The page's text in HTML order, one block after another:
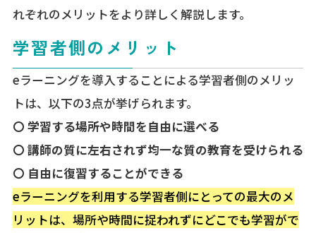
れぞれのメリットをより詳しく解説します。
学習者側のメリット
eラーニングを導入することによる学習者側のメリッ
トは、以下の3点が挙げられます。
〇 学習する場所や時間を自由に選べる
〇 講師の質に左右されず均一な質の教育を受けられる
〇 自由に復習することができる
eラーニングを利用する学習者側にとっての最大のメ
リットは、場所や時間に捉われずにどこでも学習がで